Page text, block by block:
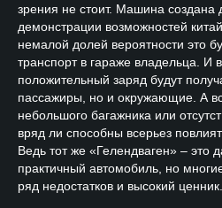
зрения не стоит. Машина создана
демонстрации возможностей
немалой долей вероятности это
транспорт в гараже владельца. И
положительный заряд будут
пассажиры, но и окружающие. А
небольшого багажника или
вряд ли способны всерьез
Ведь тот же «Гелендваген» ­­– это
практичный автомобиль, но
ряд недостатков и высокий ценник.